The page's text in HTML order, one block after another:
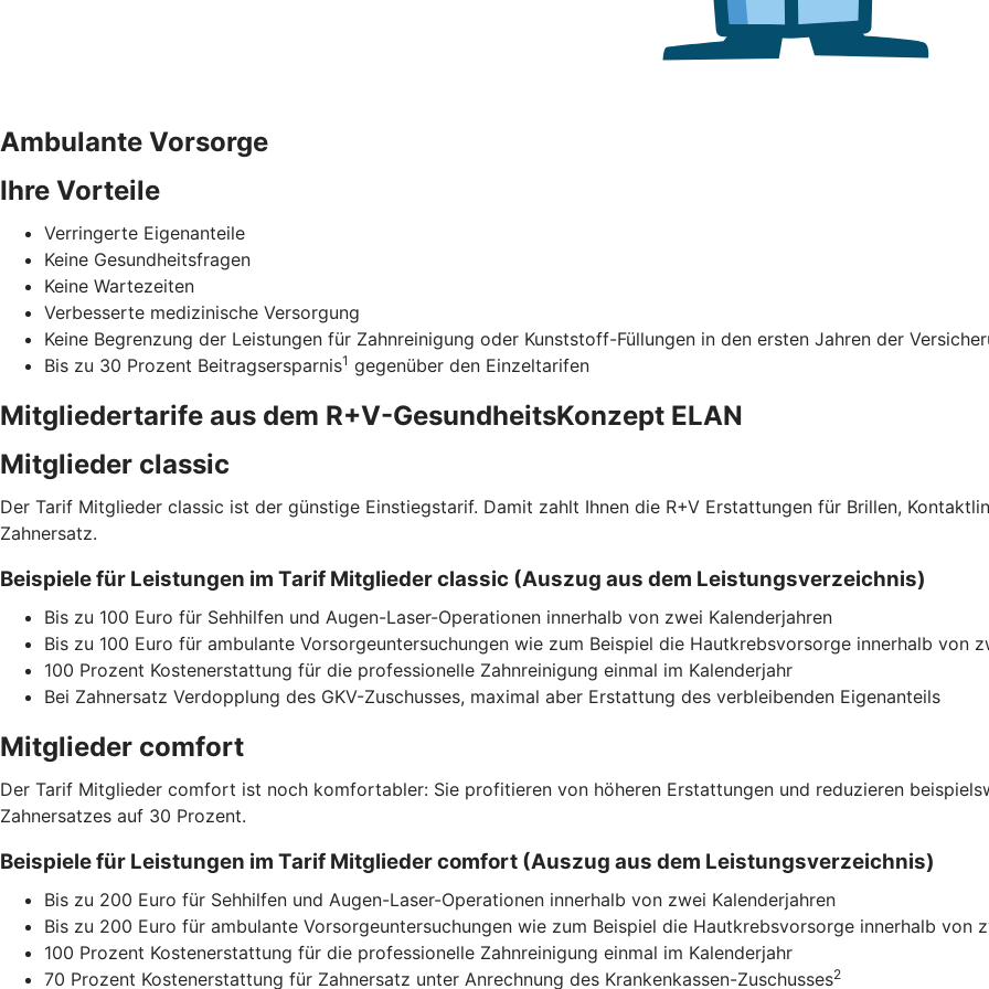
Ambulante Vorsorge
Ihre Vorteile
Verringerte Eigenanteile
Keine Gesundheitsfragen
Keine Wartezeiten
Verbesserte medizinische Versorgung
Keine Begrenzung der Leistungen für Zahnreinigung oder Kunststoff-Füllungen in den ersten Jahren der
Bis zu 30 Prozent Beitragsersparnis1 gegenüber den Einzeltarifen
Mitgliedertarife aus dem R+V-GesundheitsKonzept ELAN
Mitglieder classic
Der Tarif Mitglieder classic ist der günstige Einstiegstarif. Damit zahlt Ihnen die R+V Erstattungen für Brillen,
Zahnersatz.
Beispiele für Leistungen im Tarif Mitglieder classic (Auszug aus dem Leistungsverzeichnis)
Bis zu 100 Euro für Sehhilfen und Augen-Laser-Operationen innerhalb von zwei Kalenderjahren
Bis zu 100 Euro für ambulante Vorsorgeuntersuchungen wie zum Beispiel die Hautkrebsvorsorge innerhalb von
100 Prozent Kostenerstattung für die professionelle Zahnreinigung einmal im Kalenderjahr
Bei Zahnersatz Verdopplung des GKV-Zuschusses, maximal aber Erstattung des verbleibenden Eigenanteils
Mitglieder comfort
Der Tarif Mitglieder comfort ist noch komfortabler: Sie profitieren von höheren Erstattungen und reduzieren
Zahnersatzes auf 30 Prozent.
Beispiele für Leistungen im Tarif Mitglieder comfort (Auszug aus dem Leistungsverzeichnis)
Bis zu 200 Euro für Sehhilfen und Augen-Laser-Operationen innerhalb von zwei Kalenderjahren
Bis zu 200 Euro für ambulante Vorsorgeuntersuchungen wie zum Beispiel die Hautkrebsvorsorge innerhalb von
100 Prozent Kostenerstattung für die professionelle Zahnreinigung einmal im Kalenderjahr
70 Prozent Kostenerstattung für Zahnersatz unter Anrechnung des Krankenkassen-Zuschusses2